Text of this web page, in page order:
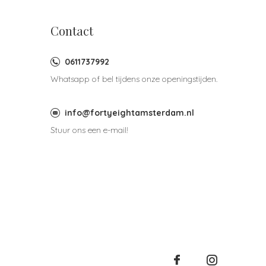
Contact
0611737992
Whatsapp of bel tijdens onze openingstijden.
info@fortyeightamsterdam.nl
Stuur ons een e-mail!